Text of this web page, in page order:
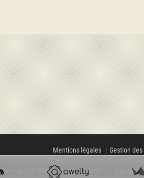
Mentions légales Gestion
Créer un site internet avec e-monsite Signaler